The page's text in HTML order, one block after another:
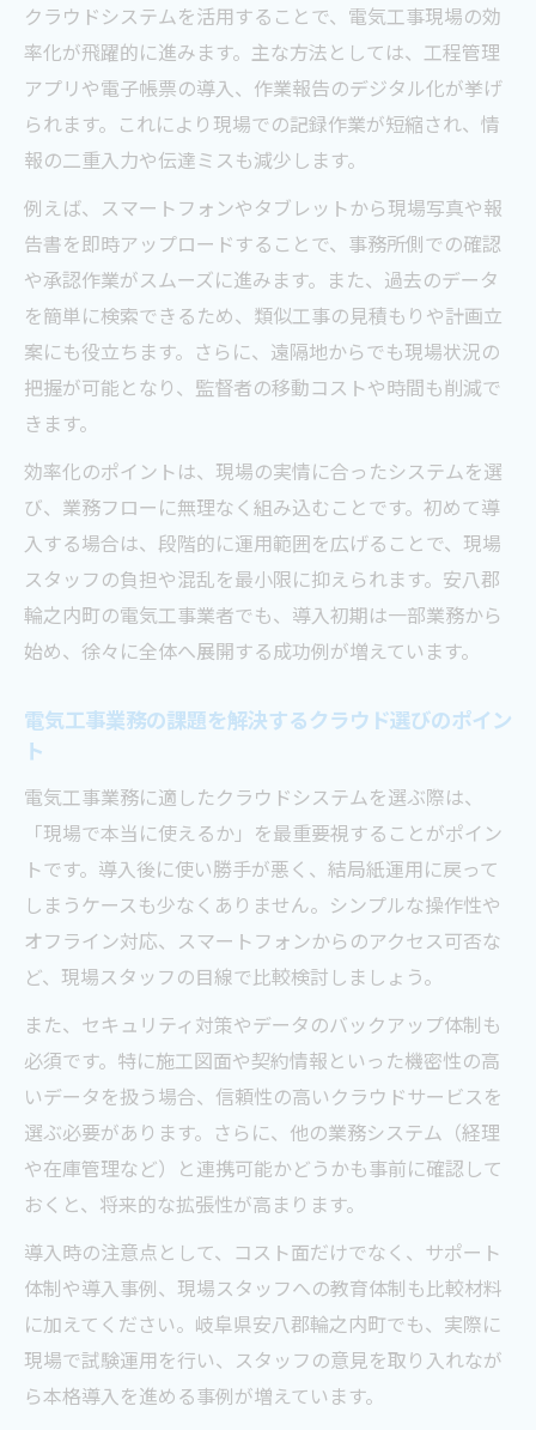
する方法
電気工事業界での業務効率化と技術革新の
融合
地域建設業に変革を起こす最新技術とは
電気工事分野で活躍する最新クラウド技術
の特徴
クラウドと電気工事がもたらす地域建設業
の変化
地域建設業を変える電気工事クラウド活用
の最前線
最新技術で進化する電気工事とクラウドの
電気工事とクラウドが地域建設業にもたら
す未来像
現場で役立つクラウド活用の実践ポイント
電気工事現場で使えるクラウド活用の実践
ポイント
クラウド導入時に電気工事現場で注意すべ
き点
ウハウ
現場担当者が語る電気工事クラウド活用の
コツ
電気工事の生産性を高めるクラウド管理の
秘訣
未来を切り拓く電気工事の新しい可能性
クラウド活用で広がる電気工事の未来と展
望
電気工事分野で生まれる新しい働き方とク
ラウド
クラウドと電気工事が築く地域社会の持続
的発展
電気工事業界におけるクラウド技術革新の
影響
電気工事の未来を担うクラウド活用の重要
性
クラウドシステムを活用することで、電気工事現場の効
率化が飛躍的に進みます。主な方法としては、工程管理
アプリや電子帳票の導入、作業報告のデジタル化が挙げ
られます。これにより現場での記録作業が短縮され、情
報の二重入力や伝達ミスも減少します。
例えば、スマートフォンやタブレットから現場写真や報
告書を即時アップロードすることで、事務所側での確認
や承認作業がスムーズに進みます。また、過去のデータ
を簡単に検索できるため、類似工事の見積もりや計画立
案にも役立ちます。さらに、遠隔地からでも現場状況の
把握が可能となり、監督者の移動コストや時間も削減で
きます。
効率化のポイントは、現場の実情に合ったシステムを選
び、業務フローに無理なく組み込むことです。初めて導
入する場合は、段階的に運用範囲を広げることで、現場
スタッフの負担や混乱を最小限に抑えられます。安八郡
輪之内町の電気工事業者でも、導入初期は一部業務から
始め、徐々に全体へ展開する成功例が増えています。
電気工事業務の課題を解決するクラウド選びのポイン
ト
電気工事業務に適したクラウドシステムを選ぶ際は、
「現場で本当に使えるか」を最重要視することがポイン
トです。導入後に使い勝手が悪く、結局紙運用に戻って
しまうケースも少なくありません。シンプルな操作性や
オフライン対応、スマートフォンからのアクセス可否な
ど、現場スタッフの目線で比較検討しましょう。
また、セキュリティ対策やデータのバックアップ体制も
必須です。特に施工図面や契約情報といった機密性の高
いデータを扱う場合、信頼性の高いクラウドサービスを
選ぶ必要があります。さらに、他の業務システム（経理
や在庫管理など）と連携可能かどうかも事前に確認して
おくと、将来的な拡張性が高まります。
導入時の注意点として、コスト面だけでなく、サポート
体制や導入事例、現場スタッフへの教育体制も比較材料
に加えてください。岐阜県安八郡輪之内町でも、実際に
現場で試験運用を行い、スタッフの意見を取り入れなが
ら本格導入を進める事例が増えています。